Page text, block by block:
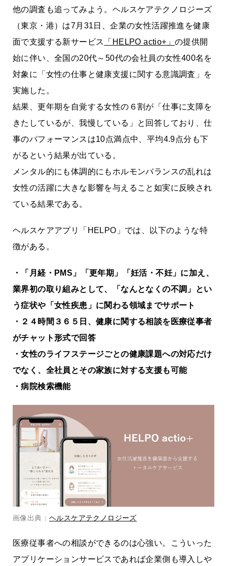
他の調査も追ってみよう。ヘルスケアテクノロジーズ
（東京・港）は7月31日、企業の女性活躍推進を健康
面で支援する新サービス
「HELPO actio+」の提供開
始に伴い、全国の20代～50代の会社員の女性400名を
対象に「女性の仕事と健康支援に関する意識調査」を
実施した。
結果、更年期を自覚する女性の６割が「仕事に支障を
きたしているが、我慢している」と回答しており、仕
事のパフォーマンスは10点満点中、平均4.9点分も下
がるという結果が出ている。
メンタル的にも体調的にもホルモンバランスの乱れは
女性の活躍に大きな影響を与えること如実に反映され
ている結果である。
ヘルスケアアプリ「HELPO」では、以下のような特
徴がある。
・「月経・PMS」「更年期」「妊活・不妊」に加え、
業界初の取り組みとして、「なんとなくの不調」とい
う症状や「女性疾患」に関わる領域までサポート
・２４時間３６５日、健康に関する相談を医療従事者
がチャット形式で回答
・女性のライフステージごとの健康課題への対応だけ
でなく、全社員とその家族に対する支援も可能
・病院検索機能
画像出典： ヘルスケアテクノロジーズ
医療従事者への相談ができるのは心強い。こういった
アプリケーションサービスであれば企業側も導入しや